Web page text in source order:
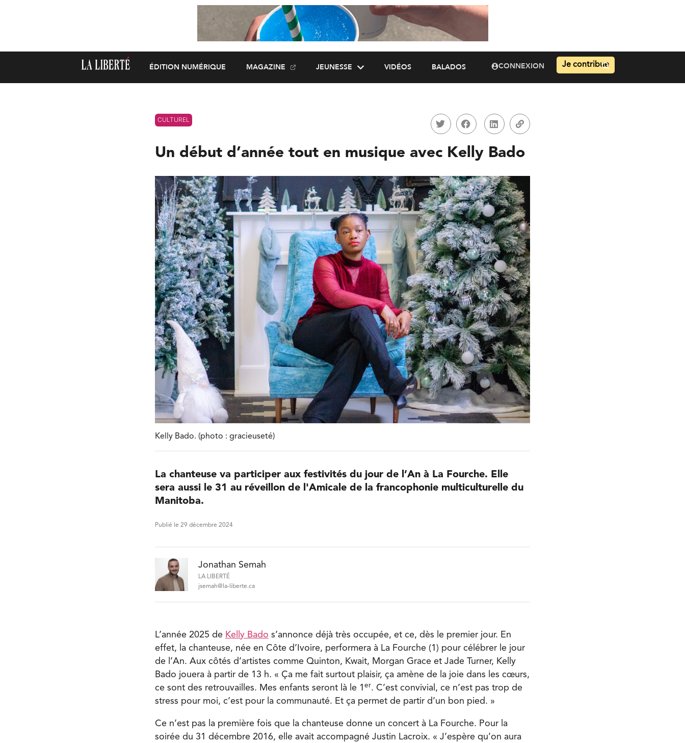
ÉDITION NUMÉRIQUE MAGAZINE JEUNESSE VIDÉOS BALADOS CONNEXION Je contribue
CULTUREL
Un début d’année tout en musique avec Kelly Bado
Kelly Bado. (photo : gracieuseté)
La chanteuse va participer aux festivités du jour de l’An à La Fourche. Elle
sera aussi le 31 au réveillon de l'Amicale de la francophonie multiculturelle du
Manitoba.
Publié le 29 décembre 2024
Jonathan Semah
LA LIBERTÉ
jsemah@la-liberte.ca
L’année 2025 de Kelly Bado s’annonce déjà très occupée, et ce, dès le premier jour. En
effet, la chanteuse, née en Côte d’Ivoire, performera à La Fourche (1) pour célébrer le jour
de l’An. Aux côtés d’artistes comme Quinton, Kwait, Morgan Grace et Jade Turner, Kelly
Bado jouera à partir de 13 h. « Ça me fait surtout plaisir, ça amène de la joie dans les cœurs,
ce sont des retrouvailles. Mes enfants seront là le 1 er. C’est convivial, ce n’est pas trop de
stress pour moi, c’est pour la communauté. Et ça permet de partir d’un bon pied. »
Ce n’est pas la première fois que la chanteuse donne un concert à La Fourche. Pour la
soirée du 31 décembre 2016, elle avait accompagné Justin Lacroix. « J’espère qu’on aura